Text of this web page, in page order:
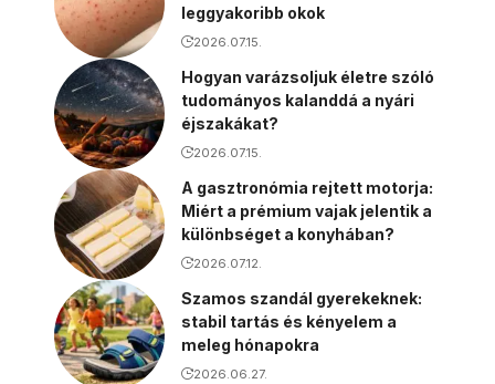
leggyakoribb okok
2026.07.15.
Hogyan varázsoljuk életre szóló
tudományos kalanddá a nyári
éjszakákat?
2026.07.15.
A gasztronómia rejtett motorja:
Miért a prémium vajak jelentik a
különbséget a konyhában?
2026.07.12.
Szamos szandál gyerekeknek:
stabil tartás és kényelem a
meleg hónapokra
2026.06.27.